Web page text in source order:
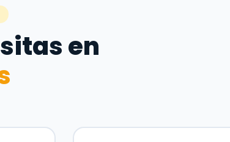
en